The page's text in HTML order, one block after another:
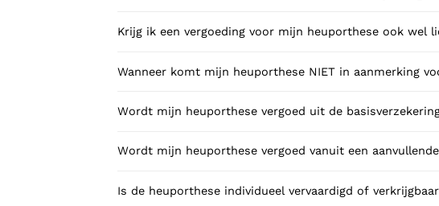
Krijg ik een vergoeding voor mijn heuporthese ook wel
Wanneer komt mijn heuporthese NIET in aanmerking
Wordt mijn heuporthese vergoed uit de
Wordt mijn heuporthese vergoed vanuit een
Is de heuporthese individueel vervaardigd of